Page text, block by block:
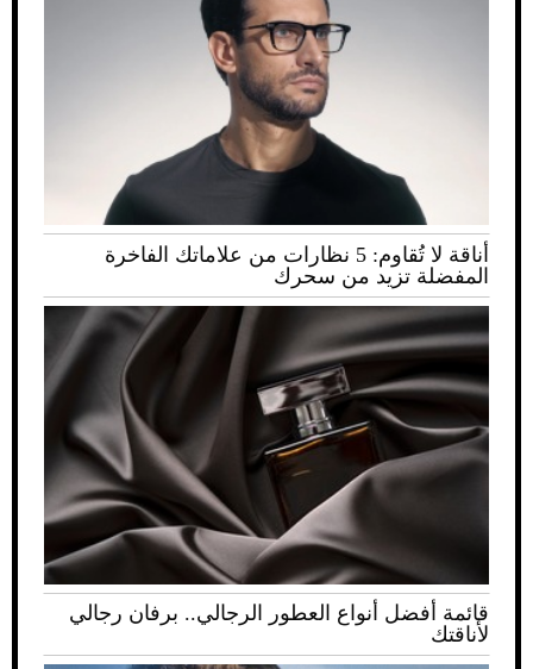
أناقة لا تُقاوم: 5 نظارات من علاماتك الفاخرة
المفضلة تزيد من سحرك
قائمة أفضل أنواع العطور الرجالي.. برفان رجالي
لأناقتك